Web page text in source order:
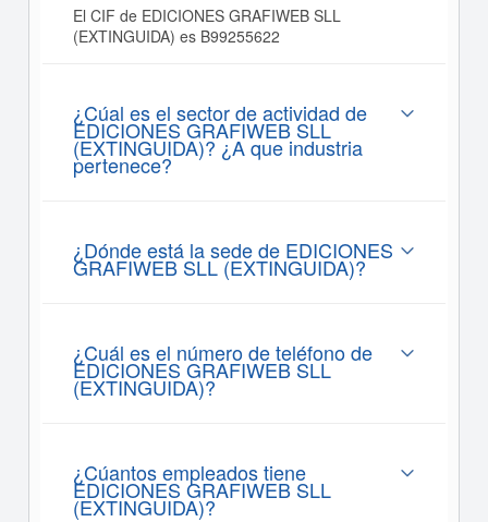
El CIF de EDICIONES GRAFIWEB SLL
(EXTINGUIDA) es B99255622
¿Cúal es el sector de actividad de
EDICIONES GRAFIWEB SLL
(EXTINGUIDA)? ¿A que industria
pertenece?
¿Dónde está la sede de EDICIONES
GRAFIWEB SLL (EXTINGUIDA)?
¿Cuál es el número de teléfono de
EDICIONES GRAFIWEB SLL
(EXTINGUIDA)?
¿Cúantos empleados tiene
EDICIONES GRAFIWEB SLL
(EXTINGUIDA)?